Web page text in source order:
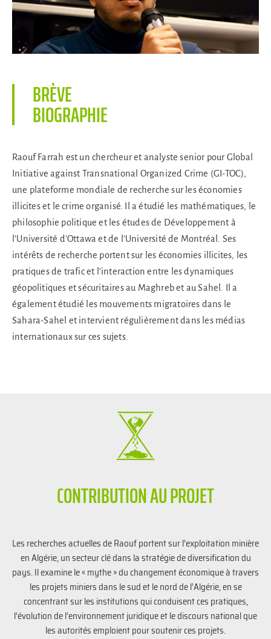
BRÈVE
BIOGRAPHIE
Raouf Farrah est un chercheur et analyste senior pour Global
Initiative against Transnational Organized Crime (GI-TOC),
une plateforme mondiale de recherche sur les économies
illicites et le crime organisé. Il a étudié les mathématiques, le
philosophie politique et les études de Développement à
l’Université d’Ottawa et de l’Université de Montréal. Ses
intérêts de recherche portent sur les économies illicites, les
pratiques de trafic et l’interaction entre les dynamiques
géopolitiques et sécuritaires au Maghreb et au Sahel. Il a
également étudié les mouvements migratoires dans le
Sahara-Sahel et intervient régulièrement dans les médias
internationaux sur ces sujets.
CONTRIBUTION AU PROJET
Les recherches actuelles de Raouf portent sur l’exploitation minière
en Algérie, un secteur clé dans la stratégie de diversification du
pays. Il examine le « mythe » du changement économique à travers
les projets miniers dans le sud et le nord de l’Algérie, en se
concentrant sur les institutions qui conduisent ces pratiques,
l’évolution de l’environnement juridique et le discours national que
les autorités emploient pour soutenir ces projets.